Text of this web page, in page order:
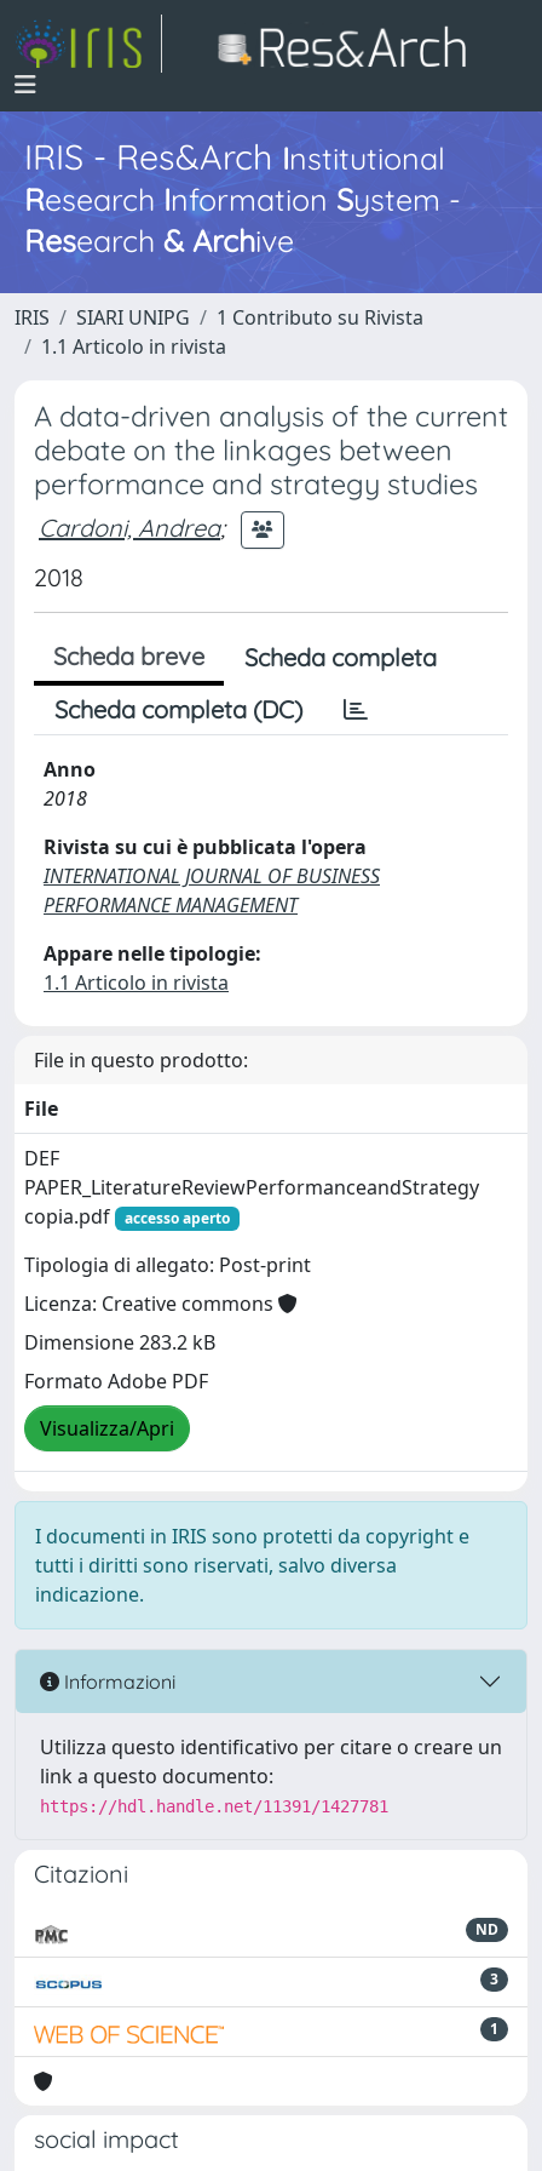
IRIS - Res&ArchInstitutional
Research InformationSystem -
Research & Archive
IRIS SIARI UNIPG
1 Contributo su Rivista
1.1 Articolo in rivista
A data-driven analysis of the current
debate on the linkages between
performance and strategy studies
Cardoni, Andrea;
2018
Scheda breve
Scheda completa
Scheda completa (DC)
Anno
2018
Rivista su cui è pubblicata l'opera
INTERNATIONAL JOURNAL OF BUSINESS
PERFORMANCE MANAGEMENT
Appare nelle tipologie:
1.1 Articolo in rivista
File in questo prodotto:
File
DEF
PAPER_LiteratureReviewPerformanceandStrategy
copia.pdf
accesso aperto
Tipologia di allegato: Post-print
Licenza: Creative commons
Dimensione 283.2 kB
Formato Adobe PDF
Visualizza/Apri
I documenti in IRIS sono protetti da copyright e
tutti i diritti sono riservati, salvo diversa
indicazione.
Informazioni
Utilizza questo identificativo per citare o creare un
link a questo documento:
https://hdl.handle.net/11391/1427781
Citazioni
ND
3
1
social impact